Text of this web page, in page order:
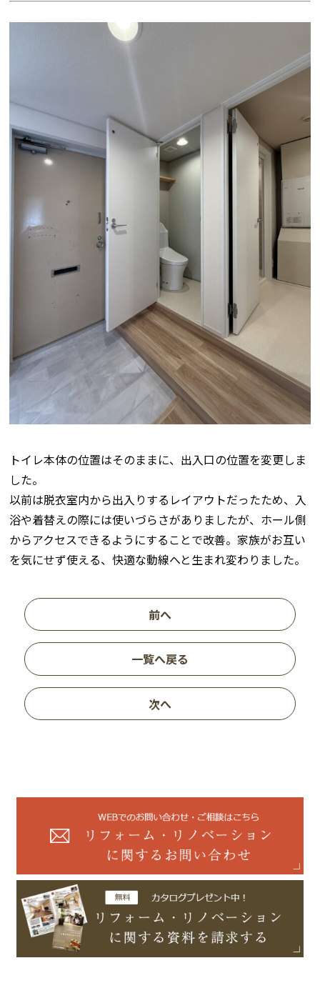
トイレ本体の位置はそのままに、出入口の位置を変更しま
した。
以前は脱衣室内から出入りするレイアウトだったため、入
浴や着替えの際には使いづらさがありましたが、ホール側
からアクセスできるようにすることで改善。家族がお互い
を気にせず使える、快適な動線へと生まれ変わりました。
前へ
一覧へ戻る
次へ